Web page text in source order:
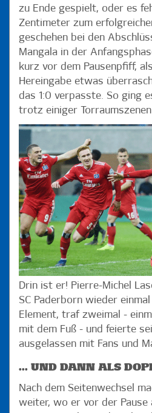
zu Ende gespielt, oder es
Zentimeter zum
geschehen bei den
Mangala in der
kurz vor dem Pausenpfiff,
Hereingabe etwas
das 1:0 verpasste. So ging
trotz einiger
Drin ist er! Pierre-Michel
SC Paderborn wieder
Element, traf zweimal -
mit dem Fuß - und feierte
ausgelassen mit Fans und
... UND DANN ALS
Nach dem Seitenwechsel
weiter, wo er vor der Pause